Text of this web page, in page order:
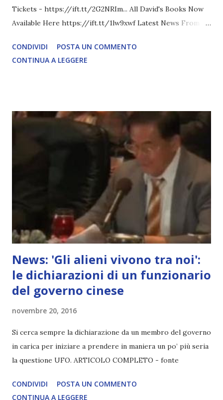
Tickets - https://ift.tt/2G2NRIm... All David's Books Now
Available Here https://ift.tt/1lw9xwf Latest News From
COMPLETO - fonte
CONDIVIDI
POSTA UN COMMENTO
CONTINUA A LEGGERE
News: 'Gli alieni vivono tra noi':
le dichiarazioni di un funzionario
del governo cinese
novembre 20, 2016
Si cerca sempre la dichiarazione da un membro del governo
in carica per iniziare a prendere in maniera un po’ più seria
la questione UFO. ARTICOLO COMPLETO - fonte
CONDIVIDI
POSTA UN COMMENTO
CONTINUA A LEGGERE